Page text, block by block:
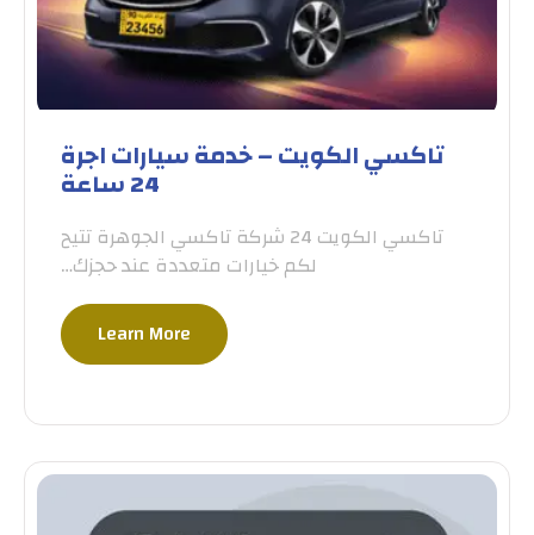
تاكسي الكويت – خدمة سيارات اجرة
24 ساعة
تاكسي الكويت 24 شركة تاكسي الجوهرة تتيح
لكم خيارات متعددة عند حجزك…
Learn More